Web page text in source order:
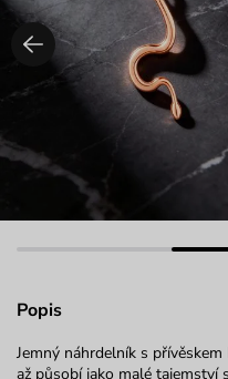
Popis
Jemný náhrdelník s
až působí jako malé tajemství